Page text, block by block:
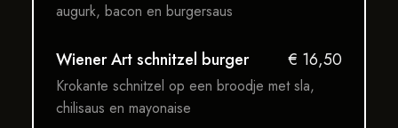
augurk, bacon en burgersaus
Wiener Art schnitzel burger € 16,50
Krokante schnitzel op een broodje met sla,
chilisaus en mayonaise